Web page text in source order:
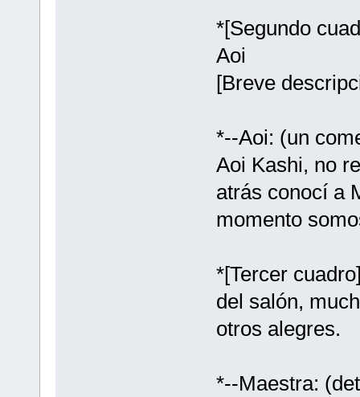
*[Segundo
Aoi
[Breve
*--Aoi: (un
Aoi Kashi, no
atrás conocí a
momento
*[Tercer
del salón,
otros alegres.
*--Maestra: